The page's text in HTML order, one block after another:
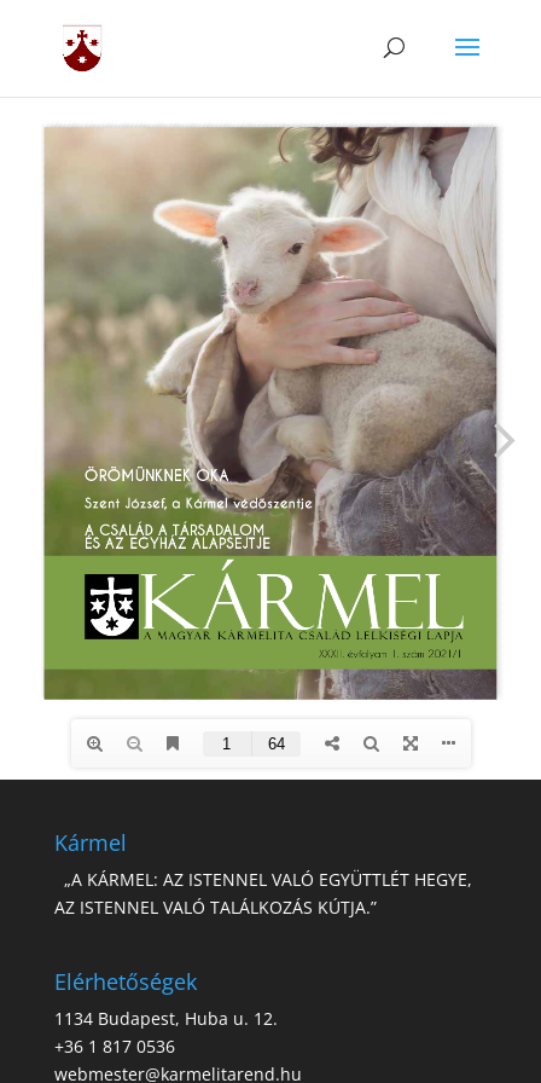
Kármel
„A KÁRMEL: AZ ISTENNEL VALÓ EGYÜTTLÉT HEGYE,
AZ ISTENNEL VALÓ TALÁLKOZÁS KÚTJA.”
Elérhetőségek
1134 Budapest, Huba u. 12.
+36 1 817 0536
webmester@karmelitarend.hu